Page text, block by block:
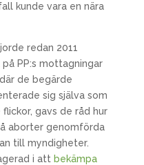
kunde vara en nära
redan 2011
PP:s mottagningar
de begärde
sig själva som
gavs de råd hur
aborter genomförda
till myndigheter.
i att bekämpa